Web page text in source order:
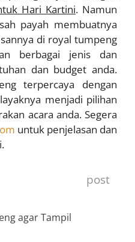
Hari Kartini. Namun
payah membuatnya
di royal tumpeng
berbagai jenis dan
dan budget anda.
terpercaya dengan
menjadi pilihan
acara anda. Segera
untuk penjelasan dan
post
agar Tampil